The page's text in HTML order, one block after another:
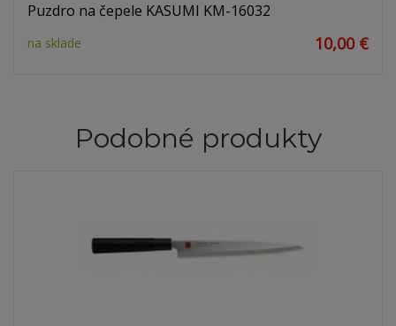
Puzdro na čepele KASUMI KM-16032
na sklade 10,00 €
Podobné produkty